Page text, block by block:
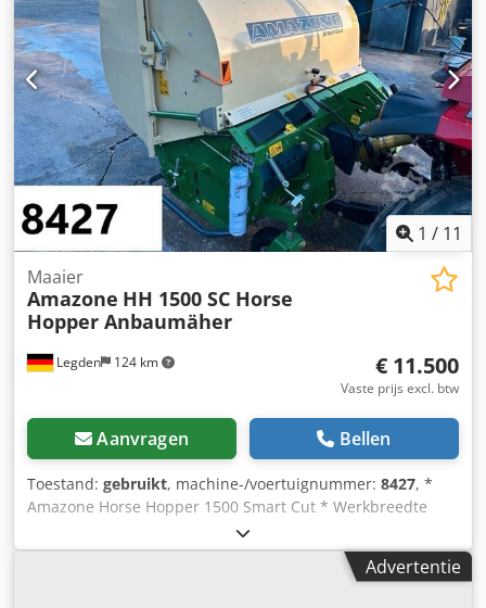
1 / 11
Legden 124 km
Maaier
Amazone HH 1500 SC Horse
Hopper Anbaumäher
€ 11.500
Vaste prijs excl. btw
Aanvragen Bellen
Toestand: gebruikt, machine-/voertuignummer: 8427, *
Amazone Horse Hopper 1500 Smart Cut * Werkbreedte
1,50 m * 1.500 l opvangbak inhoud * Tractor 3-punts
ophanging * H60 vleugelmessen * Steunwielen * Mulch-
inrichting * Aandrijfas met vrijloop * Opvangbak metAdvertentie